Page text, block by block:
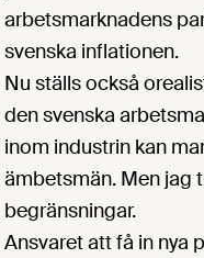
arbetsmarknadens
svenska inflationen.
Nu ställs också
den svenska
inom industrin kan
ämbetsmän. Men jag
begränsningar.
Ansvaret att få in nya